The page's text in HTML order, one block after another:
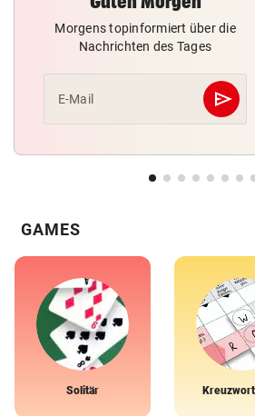
Morgens topinformiert über die
Nachrichten des Tages
E-Mail send
GAMES
Solitär